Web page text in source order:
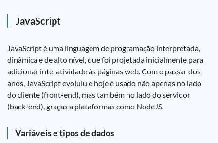
JavaScript
JavaScript é uma linguagem de programação interpretada,
dinâmica e de alto nível, que foi projetada inicialmente para
adicionar interatividade às páginas web. Com o passar dos
anos, JavaScript evoluiu e hoje é usado não apenas no lado
do cliente (front-end), mas também no lado do servidor
(back-end), graças a plataformas como NodeJS.
Variáveis e tipos de dados